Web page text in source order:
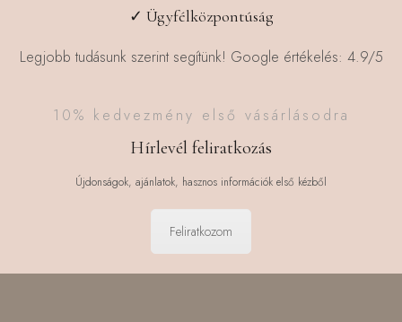
✓ Ügyfélközpontúság
Legjobb tudásunk szerint segítünk! Google értékelés: 4.9/5
10% kedvezmény első vásárlásodra
Hírlevél feliratkozás
Újdonságok, ajánlatok, hasznos információk első kézből
Feliratkozom